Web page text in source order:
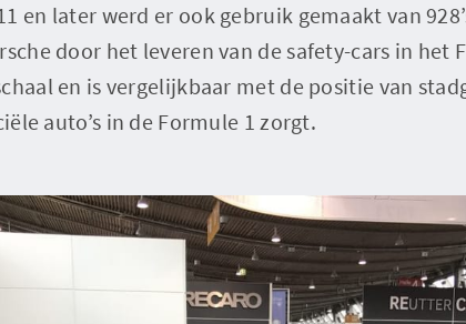
en later werd er ook gebruik gemaakt van
door het leveren van de safety-cars in het
en is vergelijkbaar met de positie van
auto’s in de Formule 1 zorgt.